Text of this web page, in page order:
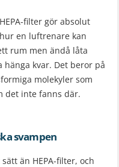
filter gör absolut
en luftrenare kan
rum men ändå låta
kvar. Det beror på
molekyler som
det inte fanns där.
svampen
än HEPA-filter, och